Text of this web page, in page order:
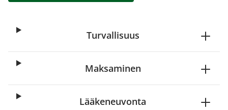
Turvallisuus
Maksaminen
Lääkeneuvonta